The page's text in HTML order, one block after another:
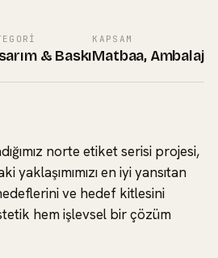
& Baskı
KAPSAM
Matbaa, Ambalaj
norte etiket serisi projesi,
yaklaşımımızı en iyi yansıtan
ve hedef kitlesini
hem işlevsel bir çözüm